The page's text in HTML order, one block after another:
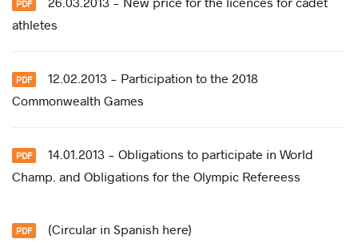
athletes
12.02.2013 - Participation to the 2018
Commonwealth Games
14.01.2013 - Obligations to participate in World
Champ. and Obligations for the Olympic Refereess
(Circular in Spanish here)